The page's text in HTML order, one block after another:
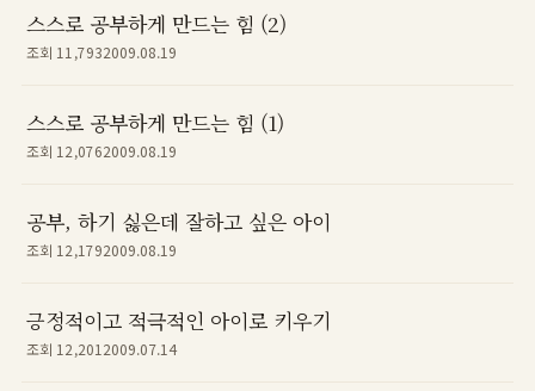
스스로 공부하게 만드는 힘 (2)
조회 11,7932009.08.19
스스로 공부하게 만드는 힘 (1)
조회 12,0762009.08.19
공부, 하기 싫은데 잘하고 싶은 아이
조회 12,1792009.08.19
긍정적이고 적극적인 아이로 키우기
조회 12,201 2009.07.14